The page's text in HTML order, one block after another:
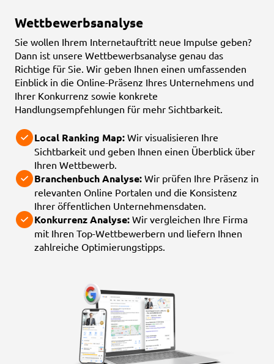
Wettbewerbsanalyse
Sie wollen Ihrem Internetauftritt neue Impulse geben?
Dann ist unsere Wettbewerbsanalyse genau das
Richtige für Sie. Wir geben Ihnen einen umfassenden
Einblick in die Online-Präsenz Ihres Unternehmens und
Ihrer Konkurrenz sowie konkrete
Handlungsempfehlungen für mehr Sichtbarkeit.
Local Ranking Map: Wir visualisieren Ihre
Sichtbarkeit und geben Ihnen einen Überblick über
Ihren Wettbewerb.
Branchenbuch Analyse: Wir prüfen Ihre Präsenz in
relevanten Online Portalen und die Konsistenz
Ihrer öffentlichen Unternehmensdaten.
Konkurrenz Analyse: Wir vergleichen Ihre Firma
mit Ihren Top-Wettbewerbern und liefern Ihnen
zahlreiche Optimierungstipps.